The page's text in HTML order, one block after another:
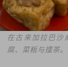
在古来加拉巴沙
腐、菜粄与擂茶